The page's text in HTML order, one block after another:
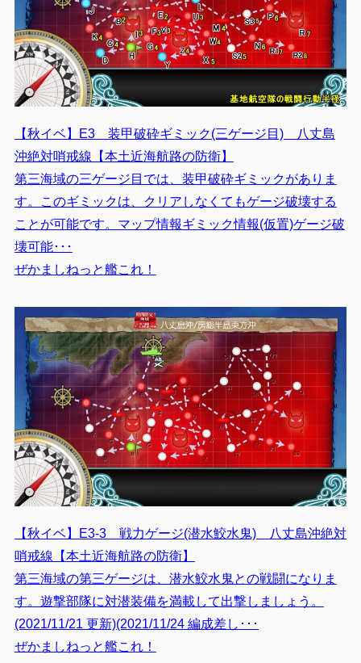
【秋イベ】E3 装甲破砕ギミック(三ゲージ目) 八丈島
沖絶対哨戒線【本土近海航路の防衛】
第三海域の三ゲージ目では、装甲破砕ギミックがありま
す。このギミックは、クリアしなくてもゲージ破壊する
ことが可能です。マップ情報ギミック情報(仮置)ゲージ破
壊可能･･･
ぜかましねっと艦これ！
【秋イベ】E3-3 戦力ゲージ(潜水鮫水鬼) 八丈島沖絶対
哨戒線【本土近海航路の防衛】
第三海域の第三ゲージは、潜水鮫水鬼との戦闘になりま
す。遊撃部隊に対潜装備を満載して出撃しましょう。
(2021/11/21 更新)(2021/11/24 編成差し･･･
ぜかましねっと艦これ！